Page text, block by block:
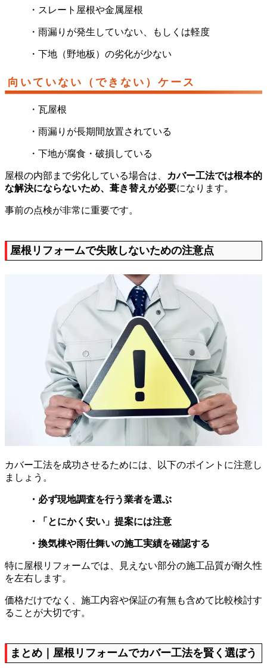
・スレート屋根や金属屋根
・雨漏りが発生していない、もしくは軽度
・下地（野地板）の劣化が少ない
向いていない（できない）ケース
・瓦屋根
・雨漏りが長期間放置されている
・下地が腐食・破損している
屋根の内部まで劣化している場合は、
カバー工法では根本的
な解決にならないため、葺き替えが必要になります。
事前の点検が非常に重要です。
屋根リフォームで失敗しないための注意点
カバー工法を成功させるためには、以下のポイントに注意し
ましょう。
・必ず現地調査を行う業者を選ぶ
・「とにかく安い」提案には注意
・換気棟や雨仕舞いの施工実績を確認する
特に屋根リフォームでは、見えない部分の施工品質が耐久性
を左右します。
価格だけでなく、施工内容や保証の有無も含めて比較検討す
ることが大切です。
まとめ｜屋根リフォームでカバー工法を賢く選ぼう